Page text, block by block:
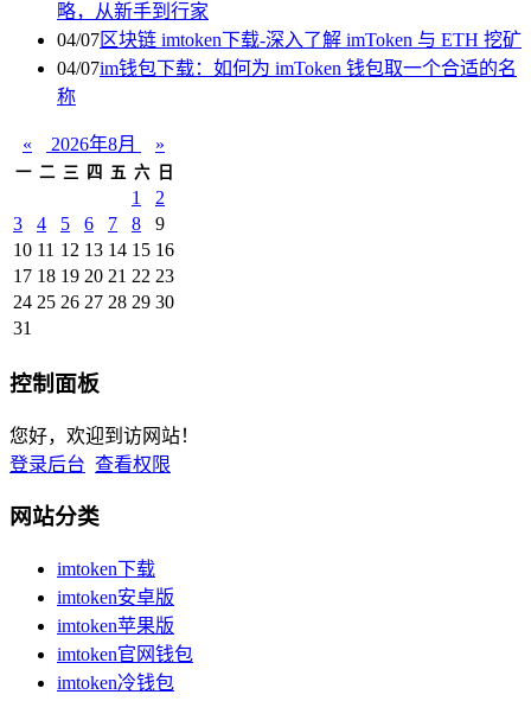
略，从新手到行家
04/07区块链 imtoken下载-深入了解 imToken 与 ETH 挖矿
04/07im钱包下载：如何为 imToken 钱包取一个合适的名
称
« 2026年8月 »
一 二 三 四 五 六 日
1
2
3
4 5 6 7 8
9
10 11 12 13 14 15 16
17 18 19 20 21 22 23
24 25 26 27 28 29 30
31
控制面板
您好，欢迎到访网站！
登录后台 查看权限
网站分类
imtoken下载
imtoken安卓版
imtoken苹果版
imtoken官网钱包
imtoken冷钱包